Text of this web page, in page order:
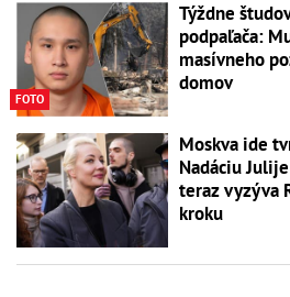
FOTO
Týždne
podpaľača:
masívneho
domov
Moskva ide
Nadáciu
teraz vyzýva
kroku